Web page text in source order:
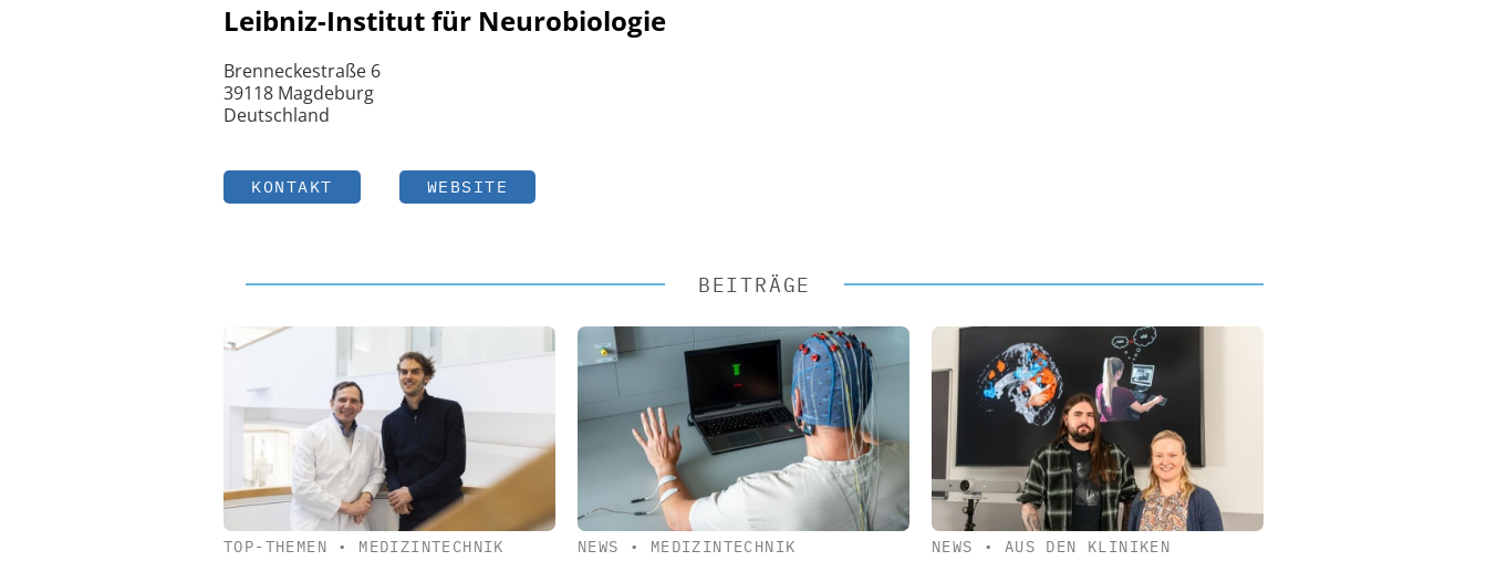
Leibniz-Institut für Neurobiologie
Brenneckestraße 6
39118 Magdeburg
Deutschland
KONTAKT WEBSITE
BEITRÄGE
TOP-THEMEN • MEDIZINTECHNIK NEWS • MEDIZINTECHNIK NEWS • AUS DEN KLINIKEN